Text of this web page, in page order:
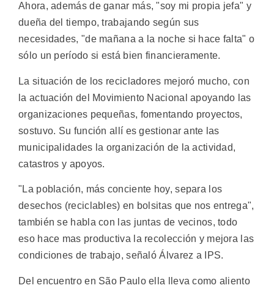
Ahora, además de ganar más, "soy mi propia jefa" y
dueña del tiempo, trabajando según sus
necesidades, "de mañana a la noche si hace falta" o
sólo un período si está bien financieramente.
La situación de los recicladores mejoró mucho, con
la actuación del Movimiento Nacional apoyando las
organizaciones pequeñas, fomentando proyectos,
sostuvo. Su función allí es gestionar ante las
municipalidades la organización de la actividad,
catastros y apoyos.
"La población, más conciente hoy, separa los
desechos (reciclables) en bolsitas que nos entrega",
también se habla con las juntas de vecinos, todo
eso hace mas productiva la recolección y mejora las
condiciones de trabajo, señaló Álvarez a IPS.
Del encuentro en São Paulo ella lleva como aliento